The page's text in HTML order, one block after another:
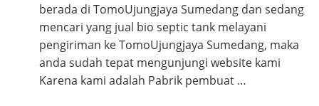
berada di TomoUjungjaya Sumedang dan sedang
mencari yang jual bio septic tank melayani
pengiriman ke TomoUjungjaya Sumedang, maka
anda sudah tepat mengunjungi website kami
Karena kami adalah Pabrik pembuat …